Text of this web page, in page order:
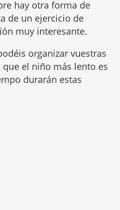
hay otra forma de
de un ejercicio de
muy interesante.
organizar vuestras
el niño más lento es
durarán estas